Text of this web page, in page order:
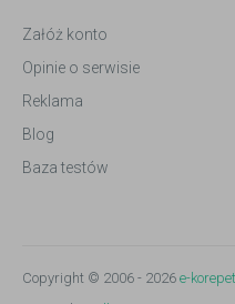
Załóż konto
Opinie o serwisie
Reklama
Blog
Baza testów
Copyright © 2006 - 2026 e-